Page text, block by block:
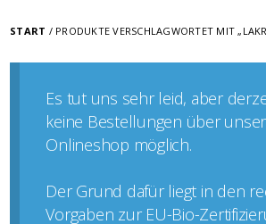
START / PRODUKTE VERSCHLAGWORTET MIT
Es tut uns sehr leid, aber
keine Bestellungen über
Onlineshop möglich.
Der Grund dafür liegt in den
Vorgaben zur EU-Bio-